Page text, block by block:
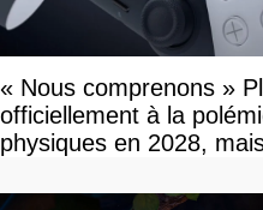
« Nous comprenons »
officiellement à la
physiques en 2028,